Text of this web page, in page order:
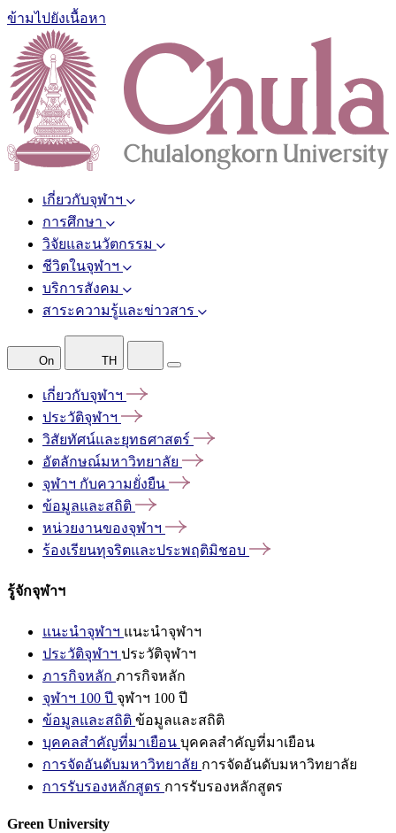
ข้ามไปยังเนื้อหา
เกี่ยวกับจุฬาฯ
การศึกษา
วิจัยและนวัตกรรม
ชีวิตในจุฬาฯ
บริการสังคม
สาระความรู้และข่าวสาร
On TH
เกี่ยวกับจุฬาฯ
ประวัติจุฬาฯ
วิสัยทัศน์และยุทธศาสตร์
อัตลักษณ์มหาวิทยาลัย
จุฬาฯ กับความยั่งยืน
ข้อมูลและสถิติ
หน่วยงานของจุฬาฯ
ร้องเรียนทุจริตและประพฤติมิชอบ
รู้จักจุฬาฯ
แนะนำจุฬาฯ แนะนำจุฬาฯ
ประวัติจุฬาฯ ประวัติจุฬาฯ
ภารกิจหลัก ภารกิจหลัก
จุฬาฯ 100 ปี จุฬาฯ 100 ปี
ข้อมูลและสถิติ ข้อมูลและสถิติ
บุคคลสำคัญที่มาเยือน บุคคลสำคัญที่มาเยือน
การจัดอันดับมหาวิทยาลัย การจัดอันดับมหาวิทยาลัย
การรับรองหลักสูตร การรับรองหลักสูตร
Green University